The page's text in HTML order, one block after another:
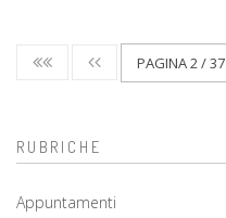
PAGINA 2 / 37
RUBRICHE
Appuntamenti